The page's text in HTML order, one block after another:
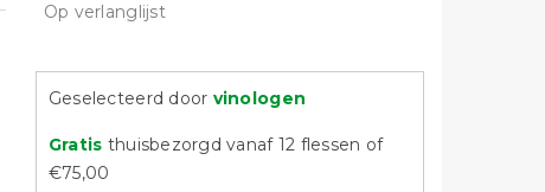
Op verlanglijst
Geselecteerd door vinologen
Gratis thuisbezorgd vanaf 12 flessen of
€75,00